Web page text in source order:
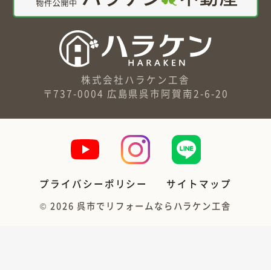
株式会社ハラケン工舎
〒737-0004 広島県呉市阿賀南2-6-20
プライバシーポリシー サイトマップ
© 2026呉市でリフォームならハラケン工舎